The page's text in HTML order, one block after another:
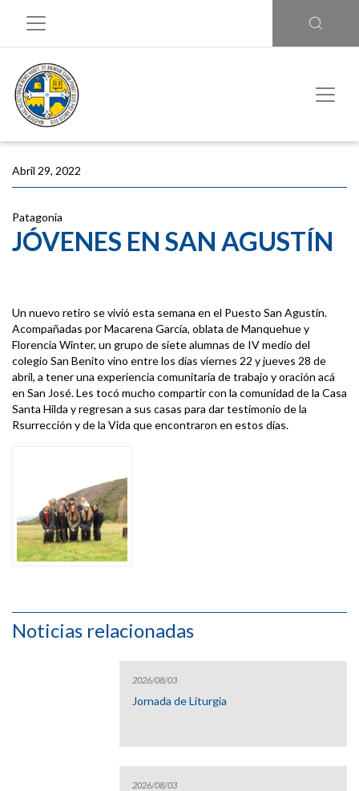
Abril 29, 2022
Patagonia
JÓVENES EN SAN AGUSTÍN
Un nuevo retiro se vivió esta semana en el Puesto San Agustín.
Acompañadas por Macarena García, oblata de Manquehue y
Florencia Winter, un grupo de siete alumnas de IV medio del
colegio San Benito vino entre los días viernes 22 y jueves 28 de
abril, a tener una experiencia comunitaria de trabajo y oración acá
en San José. Les tocó mucho compartir con la comunidad de la Casa
Santa Hilda y regresan a sus casas para dar testimonio de la
Rsurrección y de la Vida que encontraron en estos días.
Noticias relacionadas
2026/08/03
Jornada de Liturgia
2026/08/03